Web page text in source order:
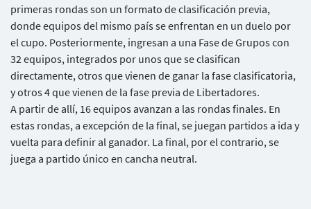
primeras rondas son un formato de clasificación previa,
donde equipos del mismo país se enfrentan en un duelo por
el cupo. Posteriormente, ingresan a una Fase de Grupos con
32 equipos, integrados por unos que se clasifican
directamente, otros que vienen de ganar la fase clasificatoria,
y otros 4 que vienen de la fase previa de Libertadores.
A partir de allí, 16 equipos avanzan a las rondas finales. En
estas rondas, a excepción de la final, se juegan partidos a ida y
vuelta para definir al ganador. La final, por el contrario, se
juega a partido único en cancha neutral.